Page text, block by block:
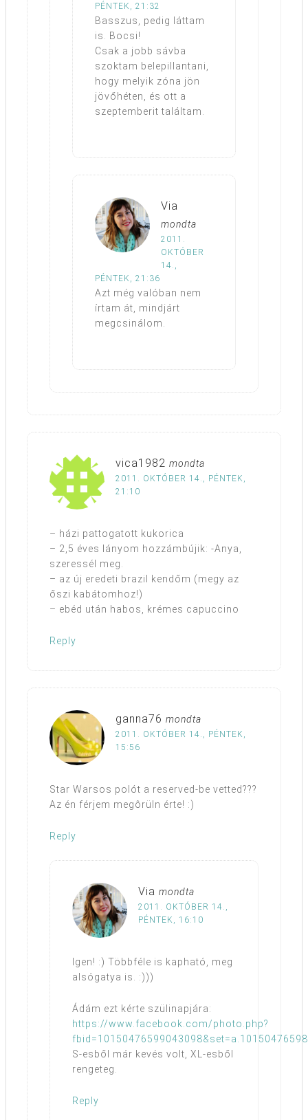
PÉNTEK, 21:32
Basszus, pedig láttam
is. Bocsi!
Csak a jobb sávba
szoktam belepillantani,
hogy melyik zóna jön
jövőhéten, és ott a
szeptemberit találtam.
Via
mondta
2011.
OKTÓBER
14.,
PÉNTEK, 21:36
Azt még valóban nem
írtam át, mindjárt
megcsinálom.
vica1982 mondta
2011. OKTÓBER 14., PÉNTEK,
21:10
– házi pattogatott kukorica
– 2,5 éves lányom hozzámbújik: -Anya,
szeressél meg.
– az új eredeti brazil kendőm (megy az
őszi kabátomhoz!)
– ebéd után habos, krémes capuccino
Reply
ganna76 mondta
2011. OKTÓBER 14., PÉNTEK,
15:56
Star Warsos polót a reserved-be vetted???
Az én férjem megôrüln érte! :)
Reply
Via mondta
2011. OKTÓBER 14.,
PÉNTEK, 16:10
Igen! :) Többféle is kapható, meg
alsógatya is. :)))
Ádám ezt kérte szülinapjára:
https://www.facebook.com/photo.php?
S-esből már kevés volt, XL-esből
rengeteg.
Reply